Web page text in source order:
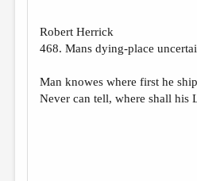
ИЗБРАННОЕ
ПРОИЗВЕДЕНИЯ
Robert Herrick
468. Mans dying-place
Man knowes where first he
Never can tell, where shall his